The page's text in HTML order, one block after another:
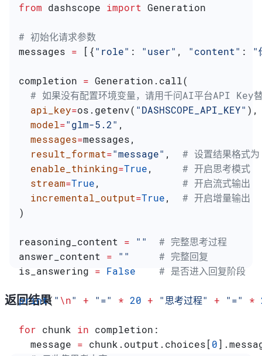
from dashscope import Generation
# 初始化请求参数
messages = [{"role" : "user" , "content" : "
completion = Generation.call(
# 如果没有配置环境变量，请用千问AI平台API
  api_key
=os.getenv( "DASHSCOPE_API_KEY" ),
  model
="glm-5.2" ,
  messages
=messages,
  result_format
="message" , # 设置结果格式
  enable_thinking
=True, # 开启思考模式
  stream
=True, # 开启流式输出
  incremental_output
=True, # 开启增量输出
)
reasoning_content = ""
  # 完整思考过程
answer_content = ""
     # 完整回复
is_answering = False
    # 是否进入回复阶段
print( " \n" + "=" * 20 + "思考过程" + "=" *
for chunk in completion:
  message
= chunk.output.choices[0
返回结果